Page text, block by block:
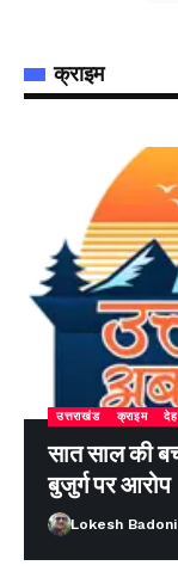
क्राइम
उत्तराखंड क्राइम
सात साल की
बुजुर्ग पर आरोप
Lokesh Badoni